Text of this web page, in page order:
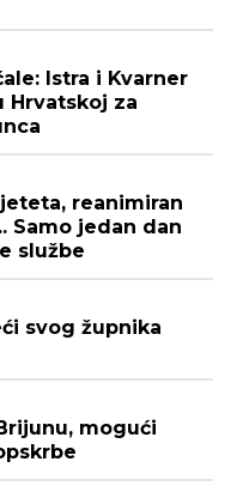
Istra i Kvarner
Hrvatskoj za
reanimiran
Samo jedan dan
službe
svog župnika
mogući